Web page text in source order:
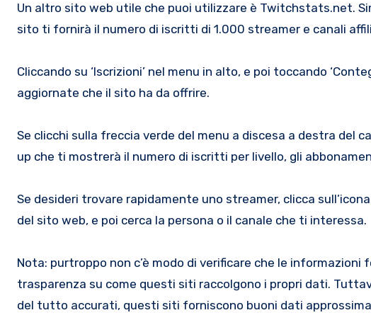
Un altro sito web utile che puoi utilizzare è Twitchstats.net.
sito ti fornirà il numero di iscritti di 1.000 streamer e canali
Cliccando su ‘Iscrizioni’ nel menu in alto, e poi toccando
aggiornate che il sito ha da offrire.
Se clicchi sulla freccia verde del menu a discesa a destra del
up che ti mostrerà il numero di iscritti per livello, gli
Se desideri trovare rapidamente uno streamer, clicca
del sito web, e poi cerca la persona o il canale che ti interessa.
Nota: purtroppo non c’è modo di verificare che le
trasparenza su come questi siti raccolgono i propri dati.
del tutto accurati, questi siti forniscono buoni dati